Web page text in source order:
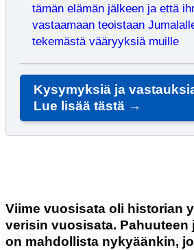
tämän elämän jälkeen ja että
vastaamaan teoistaan
tekemästä vääryyksiä muille
Kysymyksiä ja
Lue lisää tästä →
Viime vuosisata oli historian
verisin vuosisata. Pahuuteen
on mahdollista nykyäänkin,